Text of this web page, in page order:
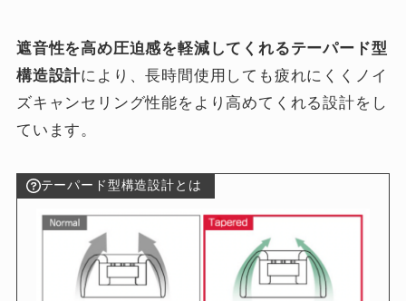
遮音性を高め圧迫感を軽減してくれるテーパード型
構造設計により、長時間使用しても疲れにくくノイ
ズキャンセリング性能をより高めてくれる設計をし
ています。
テーパード型構造設計とは